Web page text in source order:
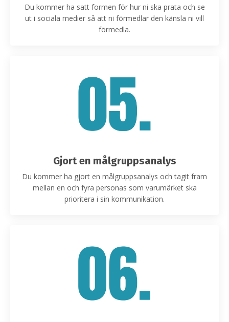
Du kommer ha satt formen för hur ni ska prata och se
ut i sociala medier så att ni förmedlar den känsla ni vill
förmedla.
Gjort en målgruppsanalys
Du kommer ha gjort en målgruppsanalys och tagit fram
mellan en och fyra personas som varumärket ska
prioritera i sin kommunikation.